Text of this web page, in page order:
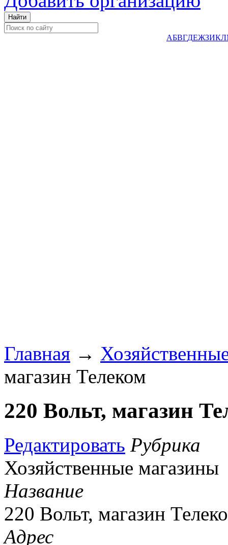
АБВГДЕЖЗИКЛ
Главная →
магазин Телеком
220 Вольт, магазин
Редактировать Рубрика
Хозяйственные магазины
Название
220 Вольт, магазин
Адрес